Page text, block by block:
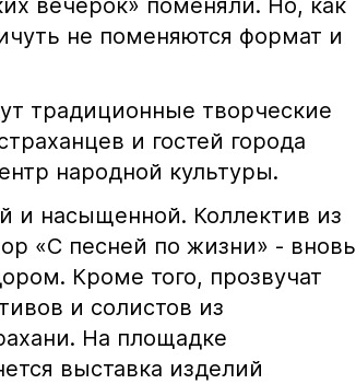
вечерок» поменяли. Но, как
не поменяются формат и
традиционные творческие
и гостей города
народной культуры.
и насыщенной. Коллектив из
«С песней по жизни» - вновь
Кроме того, прозвучат
и солистов из
На площадке
выставка изделий